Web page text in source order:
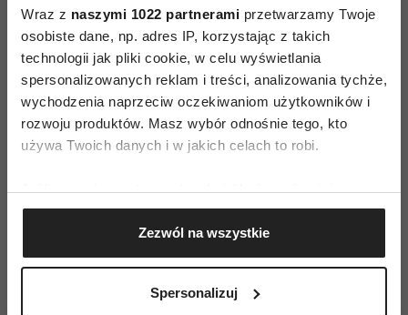
Wraz z naszymi 1022 partnerami przetwarzamy Twoje
osobiste dane, np. adres IP, korzystając z takich
technologii jak pliki cookie, w celu wyświetlania
spersonalizowanych reklam i treści, analizowania tychże,
wychodzenia naprzeciw oczekiwaniom użytkowników i
rozwoju produktów. Masz wybór odnośnie tego, kto
używa Twoich danych i w jakich celach to robi.
Jeśli wyrazisz na to zgodę, chcielibyśmy również:
Gromadzić dane dotyczące Twojej lokalizacji
geograficznej z dokładnością nawet do kilku metrów
Identyfikować Twoje urządzenie, aktywnie
(fingerprinting, czyli wirtualny odcisk palca)
Zezwól na wszystkie
Spersonalizuj
www.terapiavia.com
RANDKOWANIE ROZWÓJ OSOBISTY